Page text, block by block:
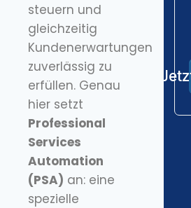
steuern und
gleichzeitig
Kundenerwartungen
zuverlässig zu
erfüllen. Genau
hier setzt
Professional
Services
Automation
(PSA) an: eine
spezielle